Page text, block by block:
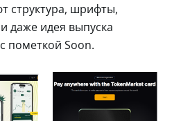
структура, шрифты,
даже идея выпуска
пометкой Soon.